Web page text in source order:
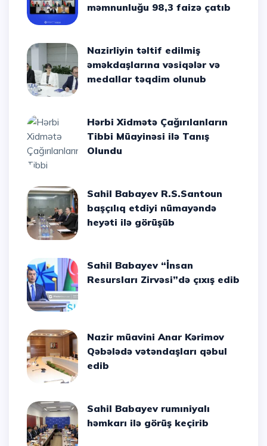
məmnunluğu 98,3 faizə çatıb
Nazirliyin təltif edilmiş
əməkdaşlarına vəsiqələr və
medallar təqdim olunub
Hərbi Xidmətə Çağırılanların
Tibbi Müayinəsi ilə Tanış
Olundu
Sahil Babayev R.S.Santoun
başçılıq etdiyi nümayəndə
heyəti ilə görüşüb
Sahil Babayev “İnsan
Resursları Zirvəsi”də çıxış edib
Nazir müavini Anar Kərimov
Qəbələdə vətəndaşları qəbul
edib
Sahil Babayev rumıniyalı
həmkarı ilə görüş keçirib